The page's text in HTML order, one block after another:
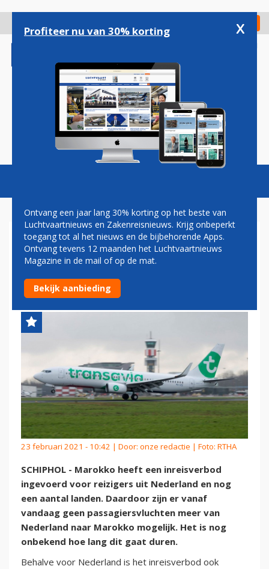
gaan
Check in
Magazine Podcasts Vacatures
ALLE PASSAGIERSVLUCHTEN
VAN NEDERLAND NAAR
MAROKKO OPGESCHORT
23 februari 2021 - 10:42 | Door: onze redactie | Foto: RTHA
SCHIPHOL - Marokko heeft een inreisverbod
ingevoerd voor reizigers uit Nederland en nog
een aantal landen. Daardoor zijn er vanaf
vandaag geen passagiersvluchten meer van
Nederland naar Marokko mogelijk. Het is nog
onbekend hoe lang dit gaat duren.
Behalve voor Nederland is het inreisverbod ook
Profiteer nu van 30% korting x
Ontvang een jaar lang 30% korting op het beste van
Luchtvaartnieuws en Zakenreisnieuws. Krijg onbeperkt
toegang tot al het nieuws en de bijbehorende Apps.
Ontvang tevens 12 maanden het Luchtvaartnieuws
Magazine in de mail of op de mat.
Bekijk aanbieding